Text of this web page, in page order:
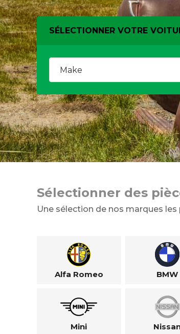
SÉLECTIONNER VOTRE
Sélectionner des
Une sélection de nos marques les
Alfa Romeo BMW
Mini